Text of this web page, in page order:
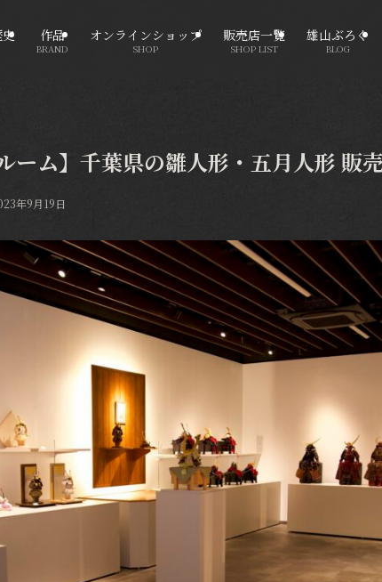
作品
BRAND
オンラインショップ
SHOP
販売店一覧
SHOP LIST
雄山ぶろぐ
BLOG
ーム】千葉県の雛人形・五月人形 販
年9月19日